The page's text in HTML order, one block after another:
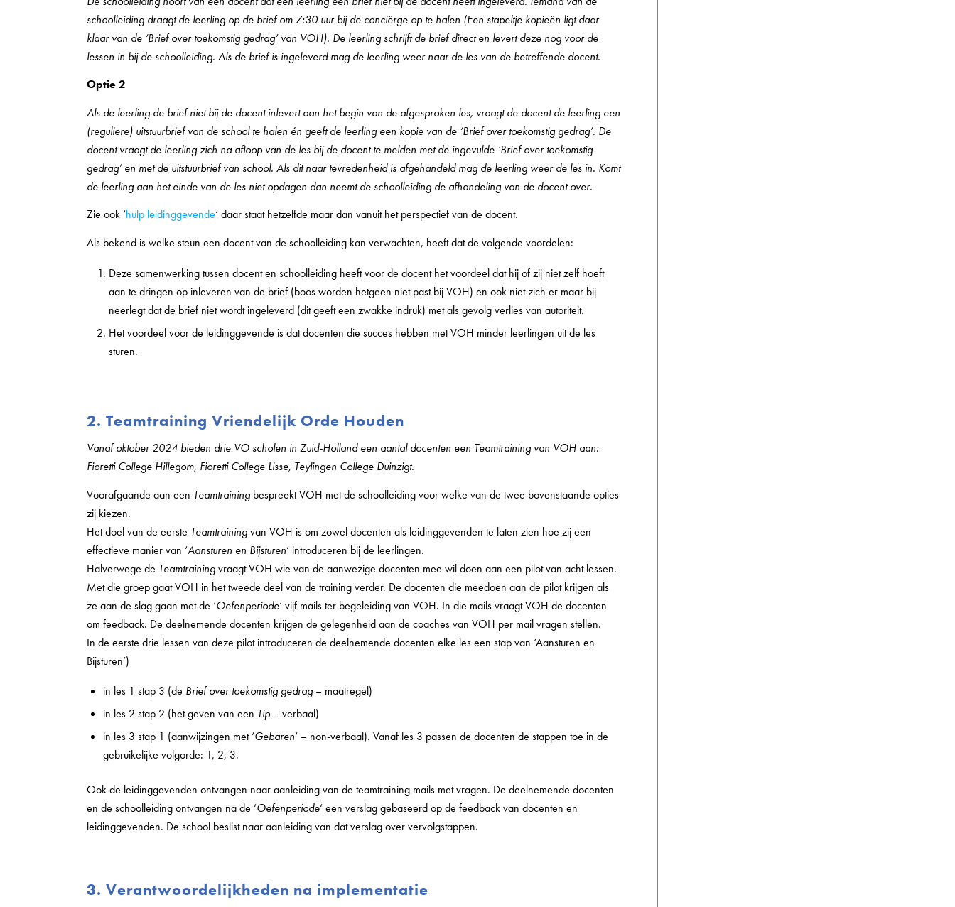
schoolleiding draagt de leerling op de brief om 7:30 uur bij de conciërge op te halen (Een stapeltje kopieën ligt daar
klaar van de ‘Brief over toekomstig gedrag’ van VOH). De leerling schrijft de brief direct en levert deze nog voor de
lessen in bij de schoolleiding. Als de brief is ingeleverd mag de leerling weer naar de les van de betreffende docent.
Optie 2
Als de leerling de brief niet bij de docent inlevert aan het begin van de afgesproken les, vraagt de docent de leerling een
(reguliere) uitstuurbrief van de school te halen én geeft de leerling een kopie van de ‘Brief over toekomstig gedrag’. De
docent vraagt de leerling zich na afloop van de les bij de docent te melden met de ingevulde ‘Brief over toekomstig
gedrag’ en met de uitstuurbrief van school. Als dit naar tevredenheid is afgehandeld mag de leerling weer de les in. Komt
de leerling aan het einde van de les niet opdagen dan neemt de schoolleiding de afhandeling van de docent over.
Zie ook ‘hulp leidinggevende‘ daar staat hetzelfde maar dan vanuit het perspectief van de docent.
Als bekend is welke steun een docent van de schoolleiding kan verwachten, heeft dat de volgende voordelen:
Deze samenwerking tussen docent en schoolleiding heeft voor de docent het voordeel dat hij of zij niet zelf hoeft
aan te dringen op inleveren van de brief (boos worden hetgeen niet past bij VOH) en ook niet zich er maar bij
neerlegt dat de brief niet wordt ingeleverd (dit geeft een zwakke indruk) met als gevolg verlies van autoriteit.
Het voordeel voor de leidinggevende is dat docenten die succes hebben met VOH minder leerlingen uit de les
sturen.
2. Teamtraining Vriendelijk Orde Houden
Vanaf oktober 2024 bieden drie VO scholen in Zuid-Holland een aantal docenten een Teamtraining van VOH aan:
Fioretti College Hillegom, Fioretti College Lisse, Teylingen College Duinzigt.
Voorafgaande aan een Teamtraining bespreekt VOH met de schoolleiding voor welke van de twee bovenstaande opties
zij kiezen.
Het doel van de eerste Teamtrainingvan VOH is om zowel docenten als leidinggevenden te laten zien hoe zij een
effectieve manier van ‘Aansturen en Bijsturen’ introduceren bij de leerlingen.
Halverwege de Teamtrainingvraagt VOH wie van de aanwezige docenten mee wil doen aan een pilot van acht lessen.
Met die groep gaat VOH in het tweede deel van de training verder. De docenten die meedoen aan de pilot krijgen als
ze aan de slag gaan met de ‘Oefenperiode‘ vijf mails ter begeleiding van VOH. In die mails vraagt VOH de docenten
om feedback. De deelnemende docenten krijgen de gelegenheid aan de coaches van VOH per mail vragen stellen.
In de eerste drie lessen van deze pilot introduceren de deelnemende docenten elke les een stap van ‘Aansturen en
Bijsturen’)
in les 1 stap 3 (de Brief over toekomstig gedrag – maatregel)
in les 2 stap 2 (het geven van een Tip– verbaal)
in les 3 stap 1 (aanwijzingen met ‘Gebaren‘ – non-verbaal). Vanaf les 3 passen de docenten de stappen toe in de
gebruikelijke volgorde: 1, 2, 3.
Ook de leidinggevenden ontvangen naar aanleiding van de teamtraining mails met vragen. De deelnemende docenten
en de schoolleiding ontvangen na de ‘Oefenperiode‘ een verslag gebaseerd op de feedback van docenten en
leidinggevenden. De school beslist naar aanleiding van dat verslag over vervolgstappen.
3. Verantwoordelijkheden na implementatie